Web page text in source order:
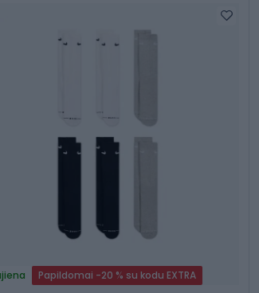
Papildomai -20 % su kodu EXTRA